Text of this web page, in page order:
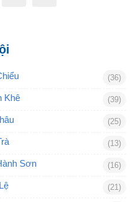
(36)
Khê (39)
(25)
(13)
Sơn (16)
(21)